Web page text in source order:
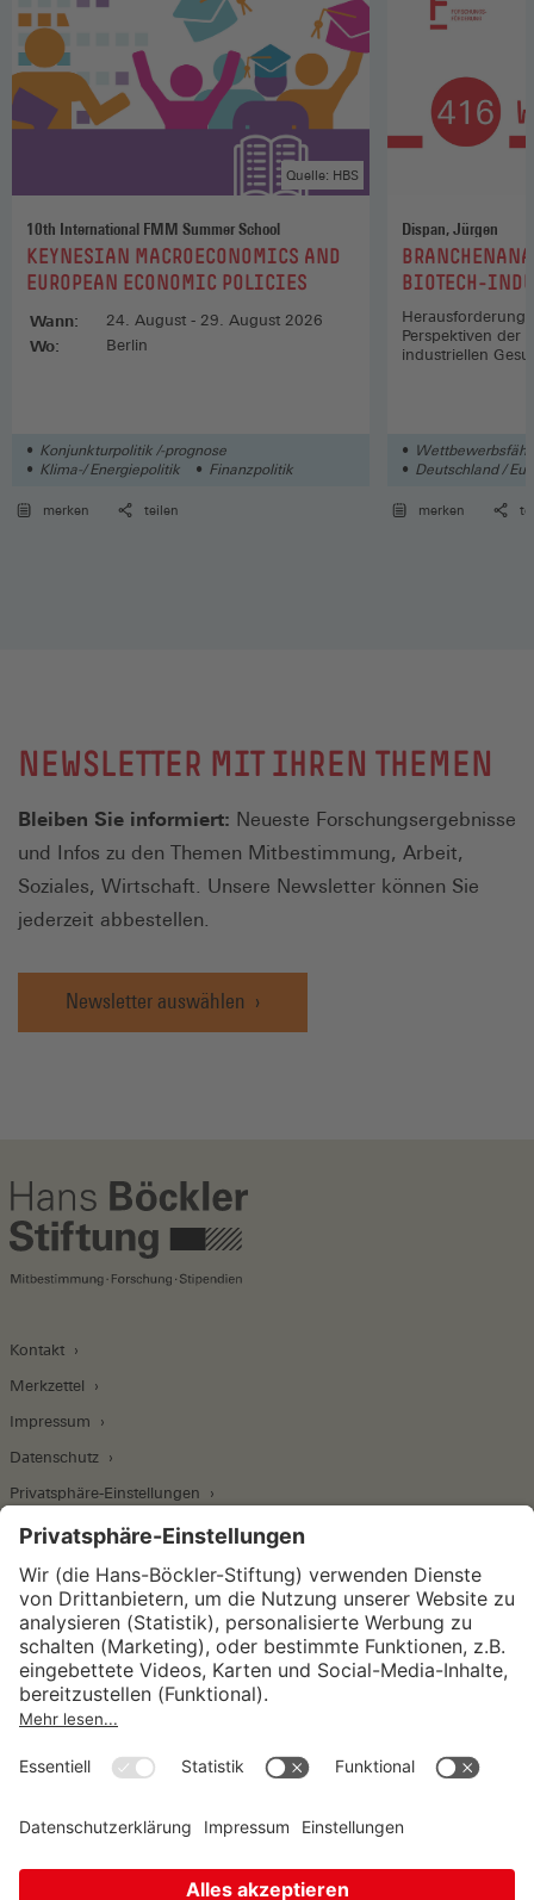
10th International FMM Summer School
:KEYNESIAN MACROECONOMICS AND
EUROPEAN ECONOMIC POLICIES
Quelle: HBS
Wann: 24. August - 29. August 2026
Wo: Berlin
Konjunkturpolitik /-prognose
Klima-/ Energiepolitik
Finanzpolitik
merken teilen
Dispan, Jürgen
:
BIOTECH-
Perspektiven der
industriellen
Deutschland /
merken
NEWSLETTER MIT IHREN THEMEN
Bleiben Sie informiert: Neueste Forschungsergebnisse
und Infos zu den Themen Mitbestimmung, Arbeit,
Soziales, Wirtschaft. Unsere Newsletter können Sie
jederzeit abbestellen.
Newsletter auswählen
Kontakt
Merkzettel
Impressum
Datenschutz
Privatsphäre-Einstellungen
Wirtschafts- und Sozialwissenschaftliches Institut
Institut für Makroökonomie und
Konjunkturforschung
Unternehmensführung